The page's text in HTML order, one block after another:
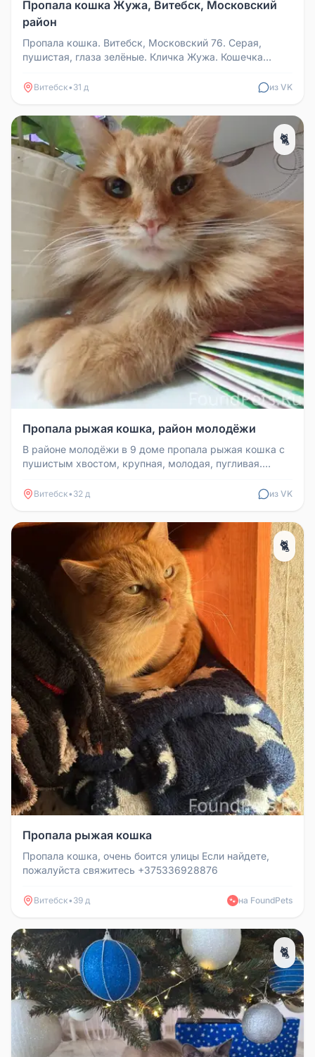
Пропала кошка Жужа, Витебск, Московский
район
Пропала кошка. Витебск, Московский 76. Серая,
пушистая, глаза зелёные. Кличка Жужа. Кошечка
Витебск• 31 д из VK
🐈
Пропала рыжая кошка, район молодёжи
В районе молодёжи в 9 доме пропала рыжая кошка с
пушистым хвостом, крупная, молодая, пугливая.
Витебск• 32 д из VK
🐈
Пропала рыжая кошка
Пропала кошка, очень боится улицы Если найдете,
пожалуйста свяжитесь +375336928876
Витебск• 39 д 🐾 на FoundPets
🐈